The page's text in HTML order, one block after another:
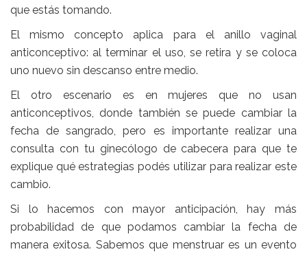
que estás tomando.
El mismo concepto aplica para el anillo vaginal
anticonceptivo: al terminar el uso, se retira y se coloca
uno nuevo sin descanso entre medio.
El otro escenario es en mujeres que no usan
anticonceptivos, donde también se puede cambiar la
fecha de sangrado, pero es importante realizar una
consulta con tu ginecólogo de cabecera para que te
explique qué estrategias podés utilizar para realizar este
cambio.
Si lo hacemos con mayor anticipación, hay más
probabilidad de que podamos cambiar la fecha de
manera exitosa. Sabemos que menstruar es un evento